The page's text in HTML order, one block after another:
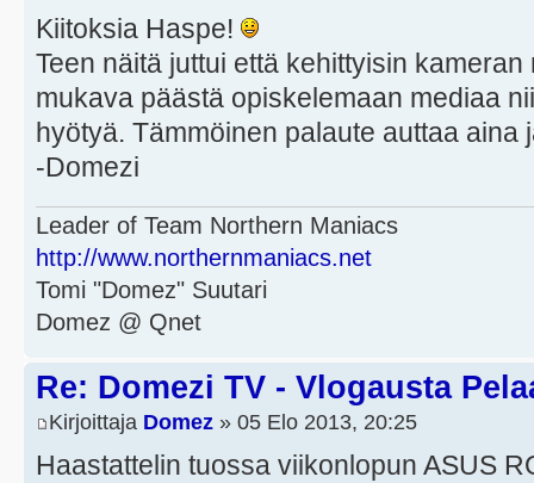
Kiitoksia Haspe!
Teen näitä juttui että kehittyisin
mukava päästä opiskelemaan mediaa
hyötyä. Tämmöinen palaute auttaa aina
-Domezi
Leader of Team Northern Maniacs
http://www.northernmaniacs.net
Tomi "Domez" Suutari
Domez @ Qnet
Re: Domezi TV - Vlogausta
Kirjoittaja Domez » 05 Elo 2013, 20:25
Haastattelin tuossa viikonlopun ASUS